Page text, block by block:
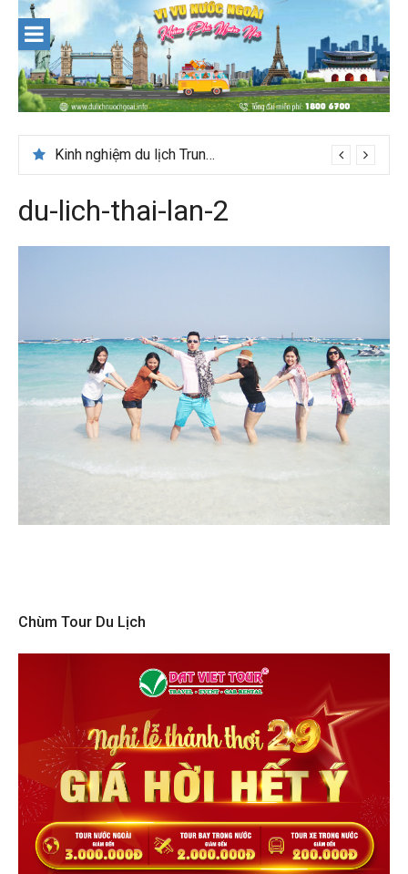
content
Kinh nghiệm du lịch Trung Á lần đầu cho khách Việt
Du lịch Maldives – Lần đầu nên đi đâu, chơi gì?
du-lich-thai-lan-2
Chùm Tour Du Lịch